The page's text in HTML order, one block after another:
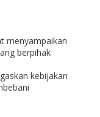
kebijakan